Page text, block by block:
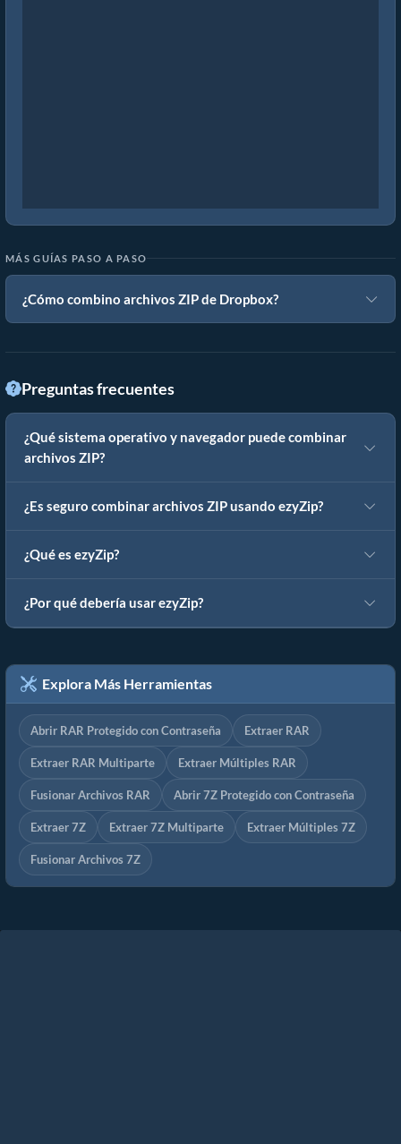
MÁS GUÍAS PASO A PASO
¿Cómo combino archivos ZIP de Dropbox?
Preguntas frecuentes
¿Qué sistema operativo y navegador puede combinar
archivos ZIP?
¿Es seguro combinar archivos ZIP usando ezyZip?
¿Qué es ezyZip?
¿Por qué debería usar ezyZip?
Explora Más Herramientas
Abrir RAR Protegido con Contraseña Extraer RAR
Extraer RAR Multiparte Extraer Múltiples RAR
Fusionar Archivos RAR Abrir 7Z Protegido con Contraseña
Extraer 7Z Extraer 7Z Multiparte Extraer Múltiples 7Z
Fusionar Archivos 7Z